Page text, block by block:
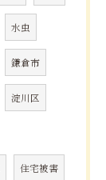
水虫
鎌倉市
淀川区
住宅被害